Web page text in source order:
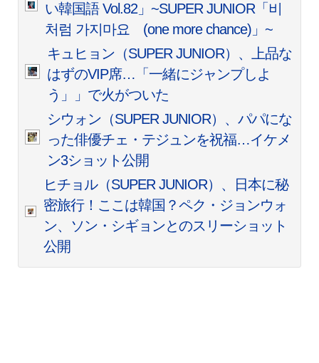
い韓国語 Vol.82」~SUPER JUNIOR「비
처럼 가지마요 (one more chance)」~
キュヒョン（SUPER JUNIOR）、上品な
はずのVIP席…「一緒にジャンプしよ
う」」で火がついた
シウォン（SUPER JUNIOR）、パパにな
った俳優チェ・テジュンを祝福…イケメ
ン3ショット公開
ヒチョル（SUPER JUNIOR）、日本に秘
密旅行！ここは韓国？ペク・ジョンウォ
ン、ソン・シギョンとのスリーショット
公開